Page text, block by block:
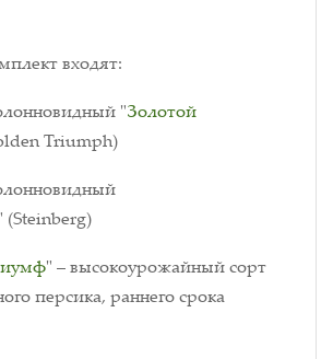
входят:
"Золотой
Triumph)
(Steinberg)
" – высокоурожайный сорт
персика, раннего срока